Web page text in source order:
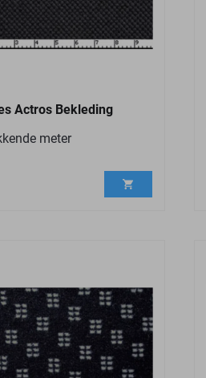
Actros Bekleding
meter